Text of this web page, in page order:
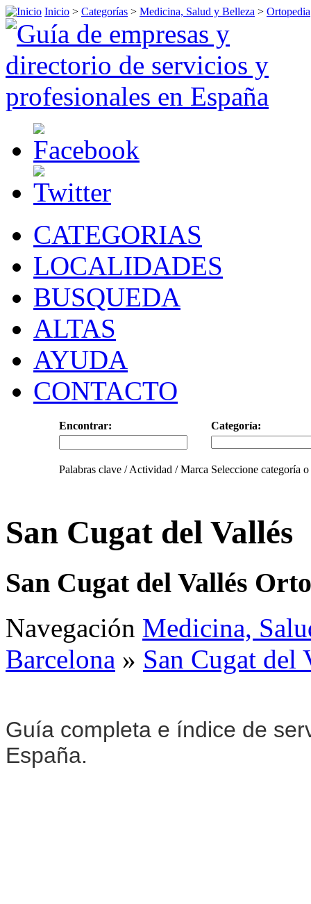
Inicio > Categorías > Medicina, Salud y Belleza > Ortopedia
CATEGORIAS
LOCALIDADES
BUSQUEDA
ALTAS
AYUDA
CONTACTO
Encontrar: Categoría:
Palabras clave / Actividad / Marca Seleccione categoría
San Cugat del Vallés
San Cugat del Vallés
Navegación Medicina,
Barcelona » San Cugat del
Guía completa e índice de
España.